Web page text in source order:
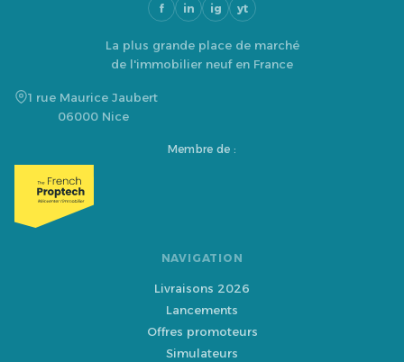
f in ig yt
La plus grande place de marché
de l'immobilier neuf en France
1 rue Maurice Jaubert
06000 Nice
Membre de :
NAVIGATION
Livraisons 2026
Lancements
Offres promoteurs
Simulateurs